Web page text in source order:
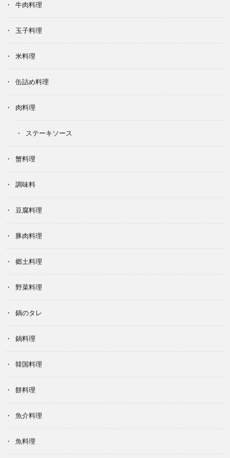
牛肉料理
玉子料理
米料理
缶詰め料理
肉料理
ステーキソース
蟹料理
調味料
豆腐料理
豚肉料理
郷土料理
野菜料理
鍋のタレ
鍋料理
韓国料理
餅料理
魚介料理
魚料理